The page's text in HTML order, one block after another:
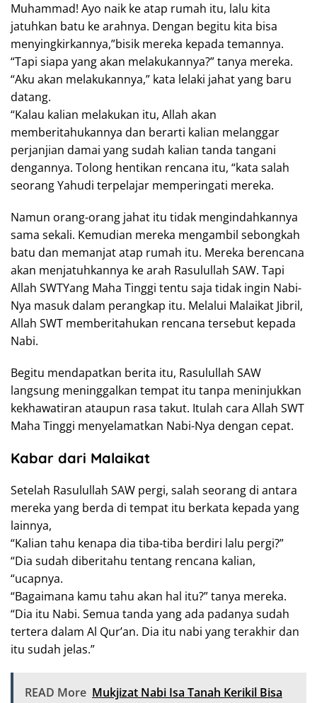
Muhammad! Ayo naik ke atap rumah itu, lalu kita
jatuhkan batu ke arahnya. Dengan begitu kita bisa
menyingkirkannya,”bisik mereka kepada temannya.
“Tapi siapa yang akan melakukannya?” tanya mereka.
“Aku akan melakukannya,” kata lelaki jahat yang baru
datang.
“Kalau kalian melakukan itu, Allah akan
memberitahukannya dan berarti kalian melanggar
perjanjian damai yang sudah kalian tanda tangani
dengannya. Tolong hentikan rencana itu, “kata salah
seorang Yahudi terpelajar memperingati mereka.
Namun orang-orang jahat itu tidak mengindahkannya
sama sekali. Kemudian mereka mengambil sebongkah
batu dan memanjat atap rumah itu. Mereka berencana
akan menjatuhkannya ke arah Rasulullah SAW. Tapi
Allah SWTYang Maha Tinggi tentu saja tidak ingin Nabi-
Nya masuk dalam perangkap itu. Melalui Malaikat Jibril,
Allah SWT memberitahukan rencana tersebut kepada
Nabi.
Begitu mendapatkan berita itu, Rasulullah SAW
langsung meninggalkan tempat itu tanpa meninjukkan
kekhawatiran ataupun rasa takut. Itulah cara Allah SWT
Maha Tinggi menyelamatkan Nabi-Nya dengan cepat.
Kabar dari Malaikat
Setelah Rasulullah SAW pergi, salah seorang di antara
mereka yang berda di tempat itu berkata kepada yang
lainnya,
“Kalian tahu kenapa dia tiba-tiba berdiri lalu pergi?”
“Dia sudah diberitahu tentang rencana kalian,
“ucapnya.
“Bagaimana kamu tahu akan hal itu?” tanya mereka.
“Dia itu Nabi. Semua tanda yang ada padanya sudah
tertera dalam Al Qur’an. Dia itu nabi yang terakhir dan
itu sudah jelas.”
READ More Mukjizat Nabi Isa Tanah Kerikil Bisa